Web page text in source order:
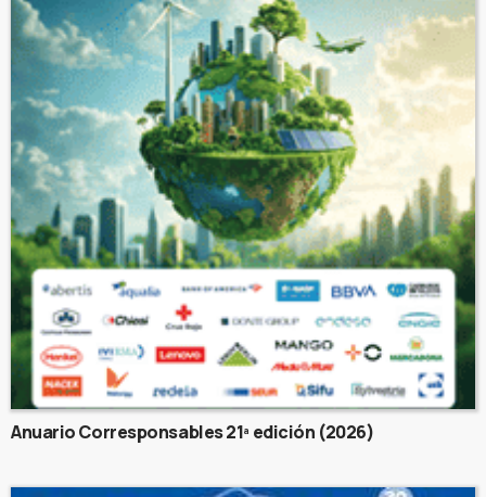
Anuario Corresponsables 21ª edición (2026)